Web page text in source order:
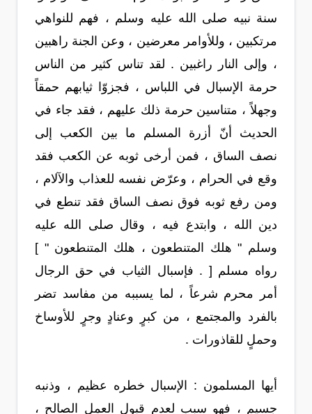
سنة نبيه صلى الله عليه وسلم ، فهم للنواهي
مرتكبين ، وللأوامر معرضين ، وعن الجنة راهبين
، وإلى النار راغبين . لقد تناس كثير من الناس
حرمة الإسبال في اللباس ، فجزوّا ثيابهم حمقاً
وجهلاً ، متناسين حرمة ذلك عليهم ، فقد جاء في
الحديث أنّ أزرة المسلم ما بين الكعب إلى
نصف الساق ، فمن أرخى ثوبه عن الكعب فقد
وقع في الحرام ، وعرّض نفسه للعذاب والآلام ،
ومن رفع ثوبه فوق نصف الساق فقد تنطع في
دين الله ، وابتدع فيه ، وقال صلى الله عليه
وسلم " هلك المتنطعون ، هلك المتنطعون " ]
رواه مسلم [ . فإسبال الثياب في حق الرجال
أمر محرم شرعاً ، لما يسببه من مفاسد تضر
بالفرد والمجتمع ، من كبرٍ وعنادٍ وجرٍ للأوساخ
وحملٍ للقاذورات .
أيها المسلمون : الإسبال خطره عظيم ، وذنبه
جسيم ، فهو سبب لعدم قبول العمل الصالح ،